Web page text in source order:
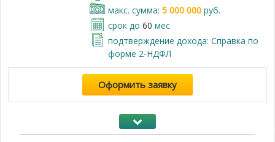
макс. сумма: 5 000 000руб.
срок до 60 мес
подтверждение дохода: Справка по
форме 2-НДФЛ
Оформить заявку